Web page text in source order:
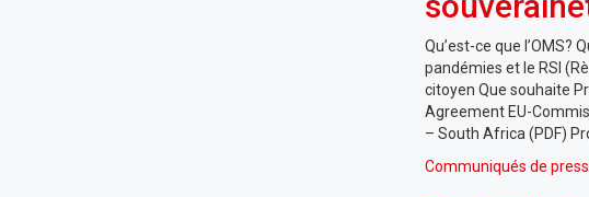
Qu’est-ce que l’OMS?
pandémies et le RSI
citoyen Que souhaite
Agreement EU-
– South Africa (PDF)
Communiqués de